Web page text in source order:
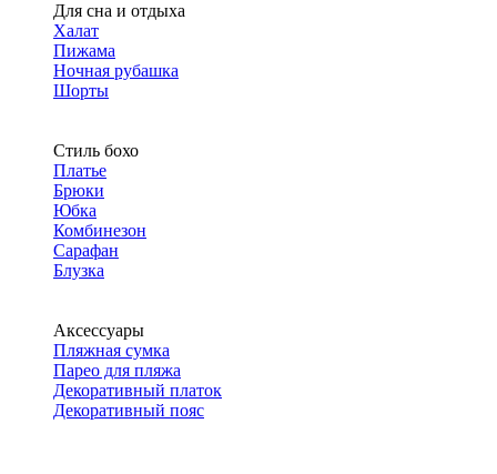
Для сна и отдыха
Халат
Пижама
Ночная рубашка
Шорты
Стиль бохо
Платье
Брюки
Юбка
Комбинезон
Сарафан
Блузка
Аксессуары
Пляжная сумка
Парео для пляжа
Декоративный платок
Декоративный пояс